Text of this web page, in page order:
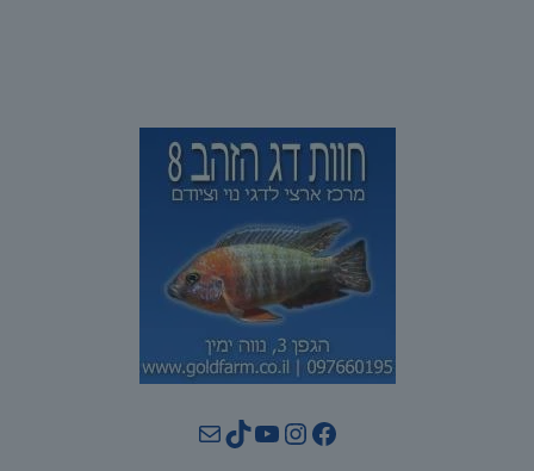
Facebook
Instagram
YouTube
TikTok
Mail